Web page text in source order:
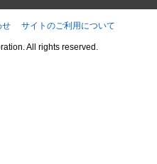
せ サイトのご利用について
All rights reserved.